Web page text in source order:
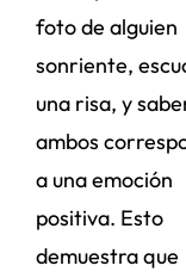
foto de alguien
sonriente,
una risa, y
ambos
a una emoción
positiva. Esto
demuestra que